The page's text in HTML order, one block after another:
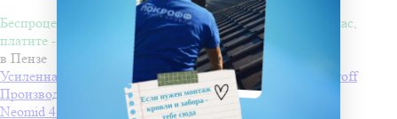
Беспроцентная рассрочка на 4 месяца. Покупайте - сейчас,
платите - потом!
в Пензе
Усиленная односторонняя клейкая лента Изоспан ML proff
Производитель
ИЗОСПАН
Neomid 450-II, Огнебиозащита II группа